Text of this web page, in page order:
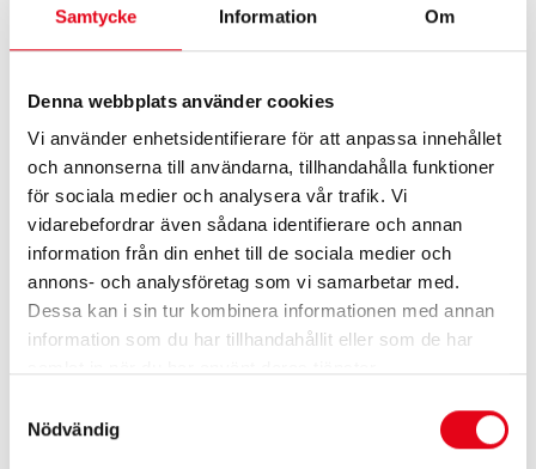
Samtycke Information Om
Denna webbplats använder cookies
Vi använder enhetsidentifierare för att anpassa innehållet
och annonserna till användarna, tillhandahålla funktioner
för sociala medier och analysera vår trafik. Vi
vidarebefordrar även sådana identifierare och annan
information från din enhet till de sociala medier och
annons- och analysföretag som vi samarbetar med.
Dessa kan i sin tur kombinera informationen med annan
information som du har tillhandahållit eller som de har
Nödvändig
3 160krexkl. moms 2 304krexkl. moms